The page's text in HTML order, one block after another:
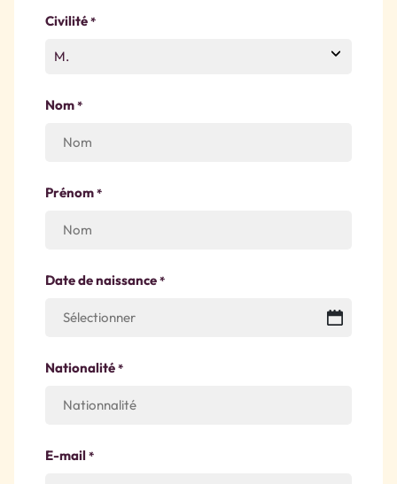
Civilité *
Nom *
Prénom *
Date de naissance *
Nationalité *
E-mail *